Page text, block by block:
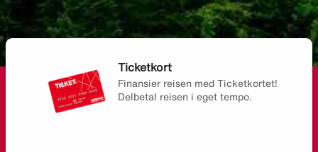
Ticketkort
Finansier reisen med Ticketkortet!
Delbetal reisen i eget tempo.